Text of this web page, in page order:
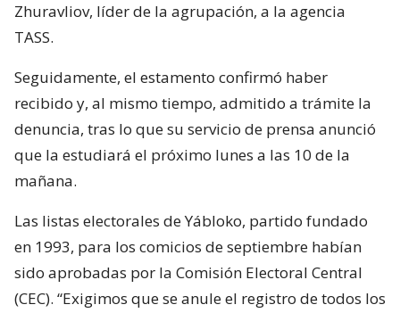
Zhuravliov, líder de la agrupación, a la agencia
TASS.
Seguidamente, el estamento confirmó haber
recibido y, al mismo tiempo, admitido a trámite la
denuncia, tras lo que su servicio de prensa anunció
que la estudiará el próximo lunes a las 10 de la
mañana.
Las listas electorales de Yábloko, partido fundado
en 1993, para los comicios de septiembre habían
sido aprobadas por la Comisión Electoral Central
(CEC). “Exigimos que se anule el registro de todos los